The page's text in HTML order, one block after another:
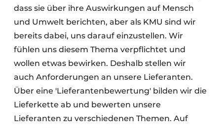
dass sie über ihre Auswirkungen auf Mensch
und Umwelt berichten, aber als KMU sind wir
bereits dabei, uns darauf einzustellen. Wir
fühlen uns diesem Thema verpflichtet und
wollen etwas bewirken. Deshalb stellen wir
auch Anforderungen an unsere Lieferanten.
Über eine 'Lieferantenbewertung' bilden wir die
Lieferkette ab und bewerten unsere
Lieferanten zu verschiedenen Themen. Auf